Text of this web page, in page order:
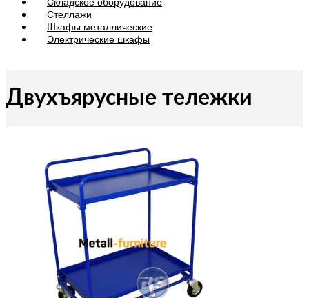
Стеллажи
Шкафы металлические
Электрические шкафы
Двухъярусные тележки